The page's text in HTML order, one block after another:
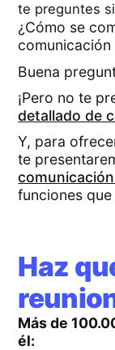
te preguntes
¿Cómo se
comunicación
Buena
¡Pero no te
detallado de
Y, para
te
funciones
Haz
Más de
él: